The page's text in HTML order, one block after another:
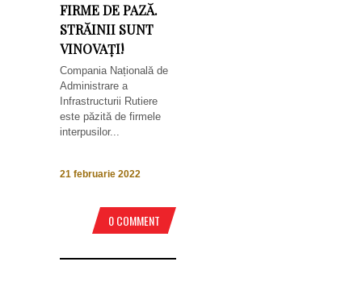
FIRME DE PAZĂ.
STRĂINII SUNT
VINOVAȚI!
Compania Națională de
Administrare a
Infrastructurii Rutiere
este păzită de firmele
interpusilor...
21 februarie 2022
0 COMMENT